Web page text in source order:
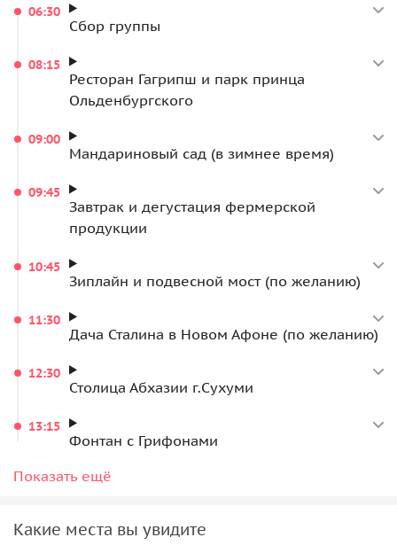
ориентировочно и может меняться в зависимости от
места вашего проживания. Накануне экскурсии с
вами свяжется менеджер и согласует точное время и
место сбора, сообщит марку и номер автобуса.
Какие документы нужны для въезда в Абхазию
Для взрослых: общегражданский или заграничный
Для детей до 14 лет в сопровождении родителей:
свидетельство о рождении, в котором должно быть
отмечено гражданство РФ или заграничный паспорт.
Для детей старше 14 лет: свидетельство о рождении
РФ и паспорт (загранпаспорт или внутренний).
путешествующих с третьими лицами, необходима
нотариально заверенная доверенность от
родителей, в которой прописаны страна Абхазия,
дата и сроки поездки.
проходящие военную службу, имеющие долги и
проблемы с законом, причастные к сведениям,
которые считаются государственной тайной.
необходимо взять паспорт.
06:30
Сбор группы
08:15
Ресторан Гагрипш и парк принца
Ольденбургского
09:00
Мандариновый сад (в зимнее время)
09:45
Завтрак и дегустация фермерской
продукции
10:45
Зиплайн и подвесной мост (по желанию)
11:30
Дача Сталина в Новом Афоне (по желанию)
12:30
Столица Абхазии г.Сухуми
13:15
Фонтан с Грифонами
Показать ещё
Какие места вы увидите